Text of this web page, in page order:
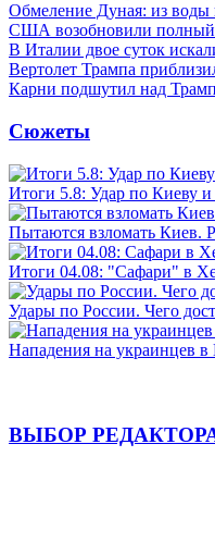
Обмеление Дуная: из воды
США возобновили
В Италии двое суток
Вертолет Трампа
Карни подшутил над
Сюжеты
Итоги 5.8: Удар по Киеву и
Пытаются взломать Киев.
Итоги 04.08: "Сафари" в
Удары по России. Чего
Нападения на украинцев
ВЫБОР